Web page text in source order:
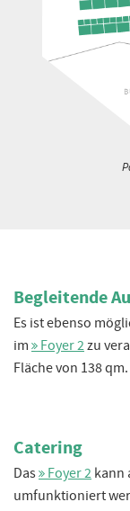
Begleitende
Es ist ebenso
im
Foyer 2zu
Fläche von 138 qm.
Catering
Das Foyer 2 kann
umfunktioniert